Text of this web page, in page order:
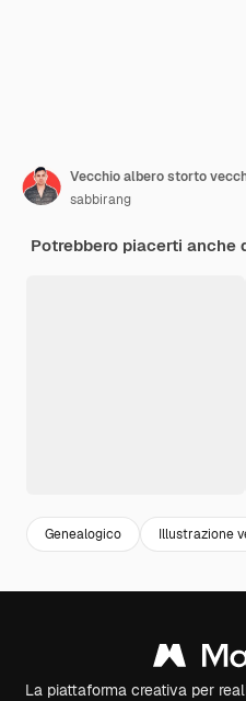
Vecchio albero storto
sabbirang
Potrebbero piacerti anche
Genealogico Illustrazione
La piattaforma creativa per